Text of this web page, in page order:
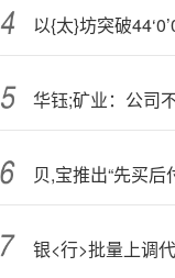
以{太}坊突破